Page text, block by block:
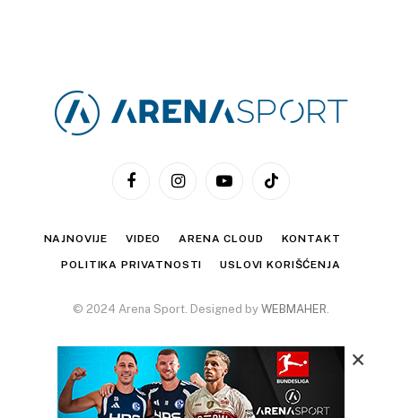
FacebookInstagramYouTubeTikTok
NAJNOVIJE VIDEO ARENA CLOUD KONTAKT
POLITIKA PRIVATNOSTI USLOVI KORIŠĆENJA
© 2024 Arena Sport. Designed by WEBMAHER.
×